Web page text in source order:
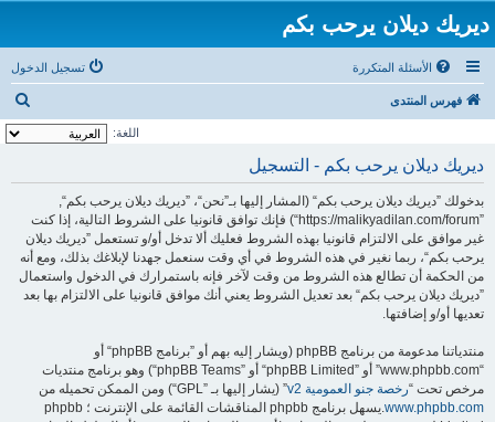
ديريك ديلان يرحب بكم
الأسئلة المتكررة تسجيل الدخول
فهرس المنتدى
ح
اللغة:
ديريك ديلان يرحب بكم - التسجيل
بدخولك ”ديريك ديلان يرحب بكم“ (المشار إليها بـ”نحن“، ”ديريك ديلان يرحب بكم“,
”https://malikyadilan.com/forum“) فإنك توافق قانونيا على الشروط التالية، إذا كنت
غير موافق على الالتزام قانونيا بهذه الشروط فعليك ألا تدخل أو/و تستعمل ”ديريك ديلان
يرحب بكم“، ربما نغير في هذه الشروط في أي وقت سنعمل جهدنا لإبلاغك بذلك، ومع أنه
من الحكمة أن تطالع هذه الشروط من وقت لآخر فإنه باستمرارك في الدخول واستعمال
”ديريك ديلان يرحب بكم“ بعد تعديل الشروط يعني أنك موافق قانونيا على الالتزام بها بعد
تعديها أو/و إضافتها.
منتدياتنا مدعومة من برنامج phpBB (ويشار إليه بهم أو ”برنامج phpBB“ أو
“www.phpbb.com” أو ”phpBB Limited“ أو ”phpBB Teams“) وهو برنامج منتديات
مرخص تحت “رخصة جنو العمومية v2
” (يشار إليها بـ ”GPL“) ومن الممكن تحميله من
www.phpbb.com
.يسهل برنامج phpbb المناقشات القائمة على الإنترنت ؛ phpbb